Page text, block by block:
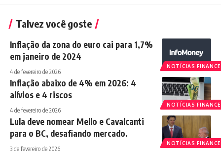
Talvez você goste
NOTÍCIAS
Inflação da zona do euro cai para 1,7%
em janeiro de 2024
4 de fevereiro de 2026
NOTÍCIAS
Inflação abaixo de 4% em 2026: 4
alívios e 4 riscos
4 de fevereiro de 2026
NOTÍCIAS
Lula deve nomear Mello e Cavalcanti
para o BC, desafiando mercado.
3 de fevereiro de 2026